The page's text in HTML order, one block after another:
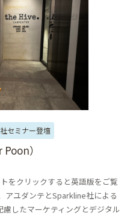
セミナー登壇
）
をクリックすると英語版をご覧
アユダンテとSparkline社による
したマーケティングとデジタル